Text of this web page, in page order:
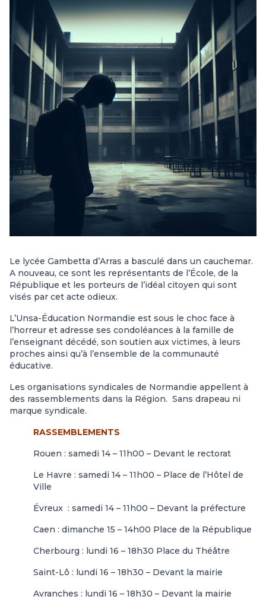
Le lycée Gambetta d’Arras a basculé dans un cauchemar.
A nouveau, ce sont les représentants de l’École, de la
République et les porteurs de l’idéal citoyen qui sont
visés par cet acte odieux.
L’Unsa-Éducation Normandie est sous le choc face à
l’horreur et adresse ses condoléances à la famille de
l’enseignant décédé, son soutien aux victimes, à leurs
proches ainsi qu’à l’ensemble de la communauté
éducative.
Les organisations syndicales de Normandie appellent à
des rassemblements dans la Région. Sans drapeau ni
marque syndicale.
RASSEMBLEMENTS
Rouen : samedi 14 – 11h00 – Devant le rectorat
Le Havre : samedi 14 – 11h00 – Place de l’Hôtel de
Ville
Évreux : samedi 14 – 11h00 – Devant la préfecture
Caen : dimanche 15 – 14h00 Place de la République
Cherbourg : lundi 16 – 18h30 Place du Théâtre
Saint-Lô : lundi 16 – 18h30 – Devant la mairie
Avranches : lundi 16 – 18h30 – Devant la mairie